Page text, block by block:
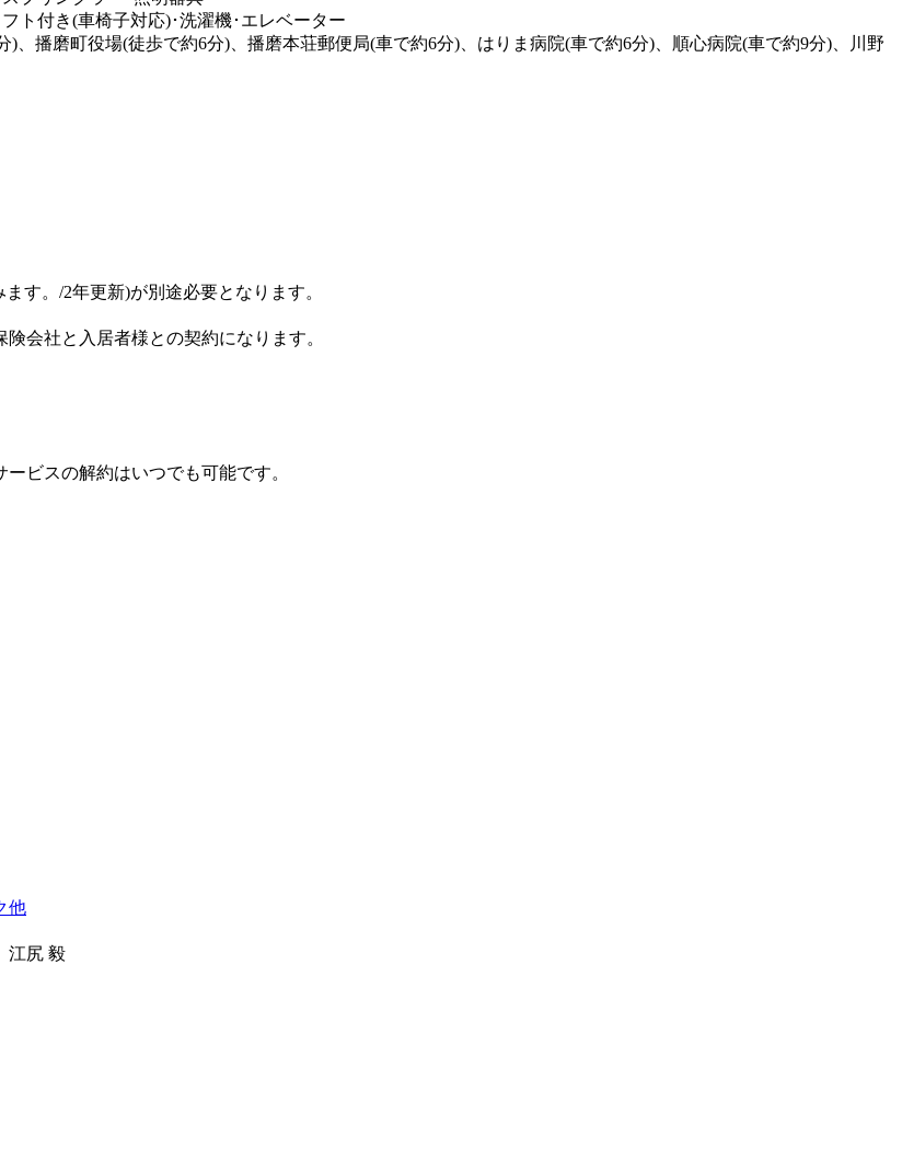
ト付き(車椅子対応)･洗濯機･エレベーター
、播磨町役場(徒歩で約6分)、播磨本荘郵便局(車で約6分)、はりま病院(車で約6分)、順心病院(車で約9分)、川野
す。/2年更新)が別途必要となります。
会社と入居者様との契約になります。
ビスの解約はいつでも可能です。